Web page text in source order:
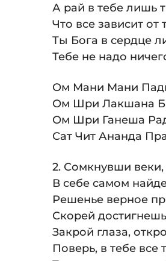
А рай в тебе лишь
Что все зависит от
Ты Бога в сердце
Тебе не надо
Ом Мани Мани
Ом Шри Лакшана
Ом Шри Ганеша
Сат Чит Ананда
2. Сомкнувши веки,
В себе самом
Решенье верное
Скорей
Закрой глаза,
Поверь, в тебе все